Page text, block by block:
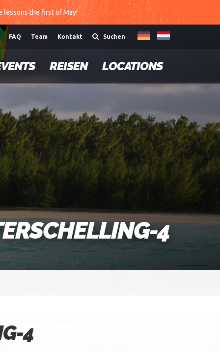
lessons the first of May!
Suchen
FAQ Team Kontakt
REISEN LOCATIONS
4
4